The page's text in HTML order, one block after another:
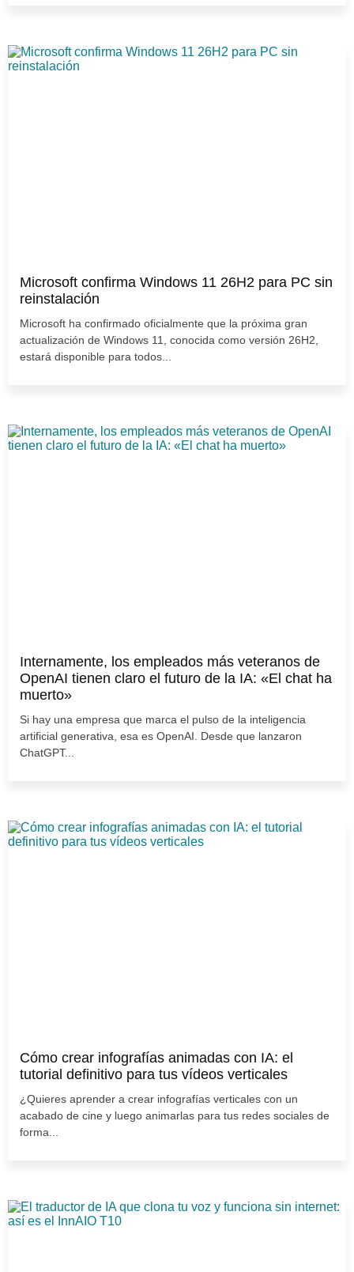
Microsoft confirma Windows 11 26H2 para PC sin
reinstalación
Microsoft ha confirmado oficialmente que la próxima gran
actualización de Windows 11, conocida como versión 26H2,
estará disponible para todos...
Internamente, los empleados más veteranos de
OpenAI tienen claro el futuro de la IA: «El chat ha
muerto»
Si hay una empresa que marca el pulso de la inteligencia
artificial generativa, esa es OpenAI. Desde que lanzaron
ChatGPT...
Cómo crear infografías animadas con IA: el
tutorial definitivo para tus vídeos verticales
¿Quieres aprender a crear infografías verticales con un
acabado de cine y luego animarlas para tus redes sociales de
forma...